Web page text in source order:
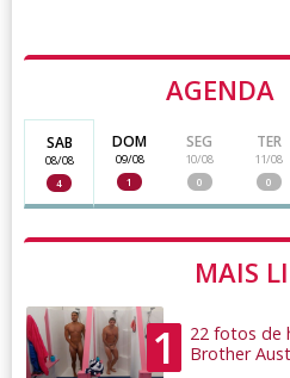
AGENDA
SAB
08/08
4
DOM
09/08
1
SEG
10/08
0
TER
11/08
0
MAIS
1
22 fotos de
Brother